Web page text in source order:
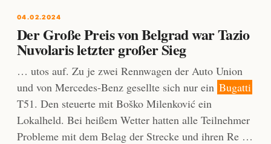
04.02.2024
Der Große Preis von Belgrad war Tazio
Nuvolaris letzter großer Sieg
… utos auf. Zu je zwei Rennwagen der Auto Union
und von Mercedes-Benz gesellte sich nur ein Bugatti
T51. Den steuerte mit Boško Milenković ein
Lokalheld. Bei heißem Wetter hatten alle Teilnehmer
Probleme mit dem Belag der Strecke und ihren Re …